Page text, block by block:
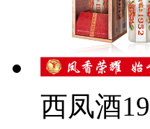
西凤酒